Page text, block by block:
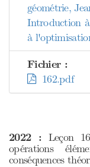
géométrie,
Introduction
à
Fichier :
162.pdf
2022 : Leçon
opérations
conséquences